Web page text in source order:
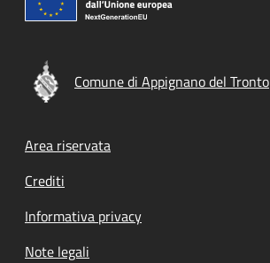
Comune di Appignano del Tronto
Footer menu
Area riservata
Crediti
Informativa privacy
Note legali